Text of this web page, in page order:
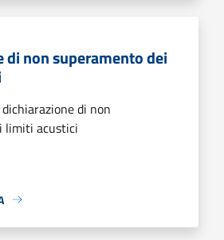
di non superamento dei
di non
limiti acustici